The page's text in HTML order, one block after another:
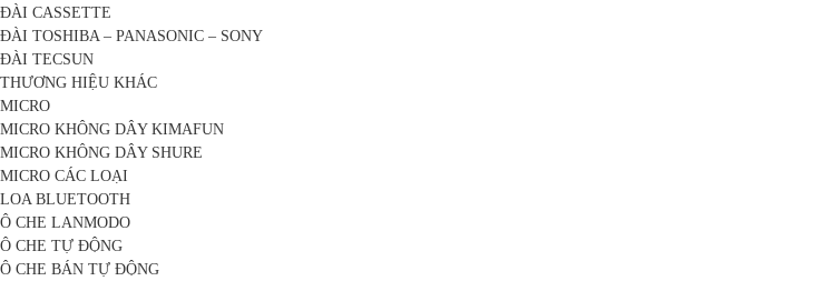
ĐÀI CASSETTE
ĐÀI TOSHIBA – PANASONIC – SONY
ĐÀI TECSUN
THƯƠNG HIỆU KHÁC
MICRO
MICRO KHÔNG DÂY KIMAFUN
MICRO KHÔNG DÂY SHURE
MICRO CÁC LOẠI
LOA BLUETOOTH
Ô CHE LANMODO
Ô CHE TỰ ĐỘNG
Ô CHE BÁN TỰ ĐỘNG